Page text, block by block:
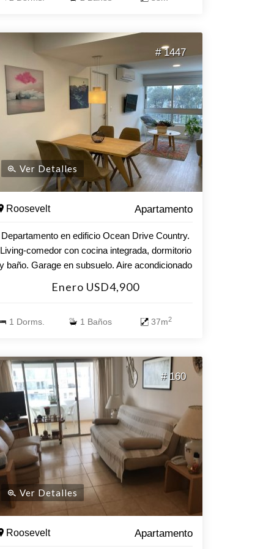
# 1447
Ver Detalles
Roosevelt Apartamento
Departamento en edificio Ocean Drive Country.
Living-comedor con cocina integrada, dormitorio
y baño. Garage en subsuelo. Aire acondicionado
climatizada, microcine, barbacoa, cancha de
Enero USD4,900
1 Dorms. 1 Baños 37m2
# 160
Ver Detalles
Roosevelt Apartamento